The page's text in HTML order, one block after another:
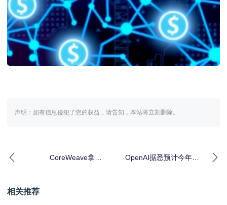
声明：如有信息侵犯了您的权益，请告知，本站将立刻删除。
CoreWeave拿下
OpenAI据悉预计今年广
相关推荐